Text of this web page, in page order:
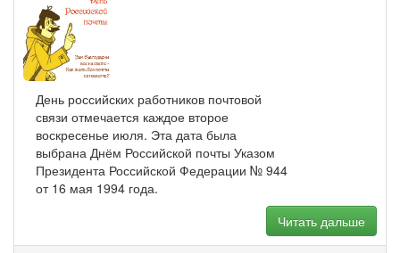
День российских работников почтовой
связи отмечается каждое второе
воскресенье июля. Эта дата была
выбрана Днём Российской почты Указом
Президента Российской Федерации № 944
от 16 мая 1994 года.
Читать дальше